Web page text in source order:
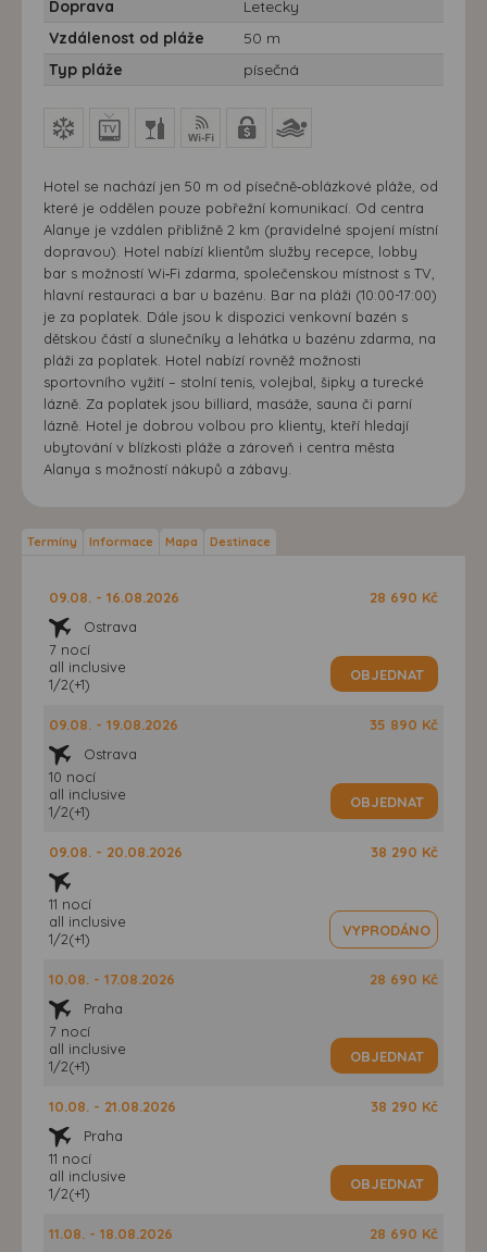
Doprava
Letecky
Vzdálenost od pláže
50 m
Typ pláže
písečná
Hotel se nachází jen 50 m od písečně‑oblázkové pláže, od
které je oddělen pouze pobřežní komunikací. Od centra
Alanye je vzdálen přibližně 2 km (pravidelné spojení místní
dopravou). Hotel nabízí klientům služby recepce, lobby
bar s možností Wi‑Fi zdarma, společenskou místnost s TV,
hlavní restauraci a bar u bazénu. Bar na pláži (10:00-17:00)
je za poplatek. Dále jsou k dispozici venkovní bazén s
dětskou částí a slunečníky a lehátka u bazénu zdarma, na
pláži za poplatek. Hotel nabízí rovněž možnosti
sportovního vyžití – stolní tenis, volejbal, šipky a turecké
lázně. Za poplatek jsou billiard, masáže, sauna či parní
lázně. Hotel je dobrou volbou pro klienty, kteří hledají
ubytování v blízkosti pláže a zároveň i centra města
Alanya s možností nákupů a zábavy.
Termíny Informace Mapa Destinace
09.08. - 16.08.2026
Ostrava
7 nocí
all inclusive
1/2(+1)
28 690 Kč
OBJEDNAT
09.08. - 19.08.2026
Ostrava
10 nocí
all inclusive
1/2(+1)
35 890 Kč
OBJEDNAT
09.08. - 20.08.2026
11 nocí
all inclusive
1/2(+1)
38 290 Kč
VYPRODÁNO
10.08. - 17.08.2026
Praha
7 nocí
all inclusive
1/2(+1)
28 690 Kč
OBJEDNAT
10.08. - 21.08.2026
Praha
11 nocí
all inclusive
1/2(+1)
38 290 Kč
OBJEDNAT
11.08. - 18.08.2026
28 690 Kč